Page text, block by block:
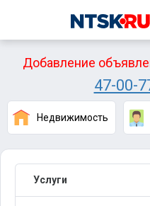
Добавление
47-00-
Недвижимость
Услуги